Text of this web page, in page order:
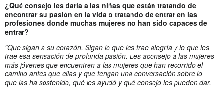
¿Qué consejo les daría a las niñas que están tratando de
encontrar su pasión en la vida o tratando de entrar en las
profesiones donde muchas mujeres no han sido capaces de
entrar?
"Que sigan a su corazón. Sigan lo que les trae alegría y lo que les
trae esa sensación de profunda pasión. Les aconsejo a las mujeres
más jóvenes que encuentren a las mujeres que han recorrido el
camino antes que ellas y que tengan una conversación sobre lo
que las ha sostenido, qué les ayudó y qué consejo les pueden dar.